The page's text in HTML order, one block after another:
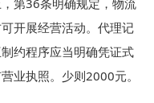
第36条明确规定，物流
开展经营活动。代理记
约程序应当明确凭证式
业执照。少则2000元。